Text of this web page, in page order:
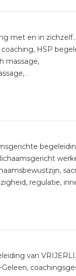
met en in
HSP
massage,
.
regulatie,
van